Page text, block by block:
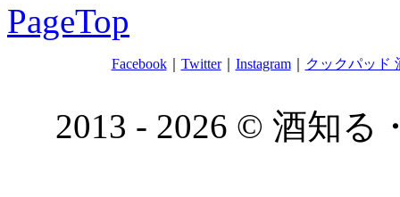
PageTop
Facebook｜ Twitter｜ Instagram｜ クックパッド
2013 - 2026 © 酒知る